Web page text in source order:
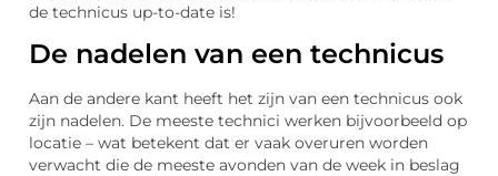
de technicus up-to-date is!
De nadelen van een technicus
Aan de andere kant heeft het zijn van een technicus ook
zijn nadelen. De meeste technici werken bijvoorbeeld op
locatie – wat betekent dat er vaak overuren worden
verwacht die de meeste avonden van de week in beslag